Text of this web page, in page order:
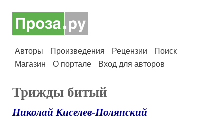
Авторы Произведения Рецензии
Поиск
Магазин
О портале Вход для авторов
Трижды битый
Николай Киселев-Полянский